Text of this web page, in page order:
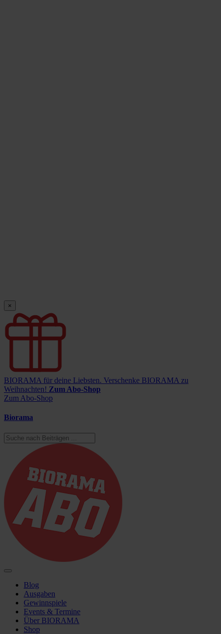
×
BIORAMA für deine Liebsten. Verschenke BIORAMA zu
Weihnachten! Zum Abo-Shop
Zum Abo-Shop
Biorama
Blog
Ausgaben
Gewinnspiele
Events & Termine
Über BIORAMA
Shop